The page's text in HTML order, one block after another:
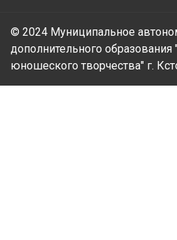
© 2024 Муниципальное
дополнительного
юношеского творчества" г.